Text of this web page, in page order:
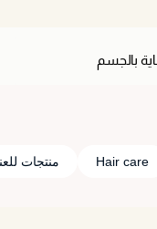
بالجسم
Hair care منتجات